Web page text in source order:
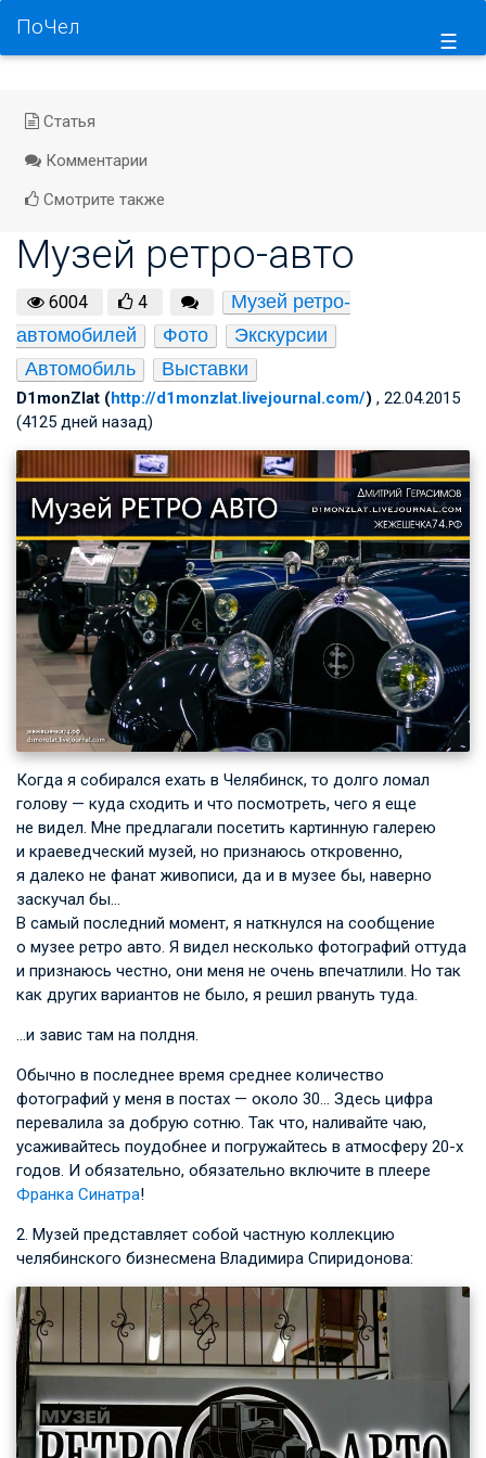
☰
ПоЧел
Статья
Комментарии
Смотрите также
Музей ретро-авто
6004 4
Музей ретро-
автомобилей
Фото
Экскурсии
Автомобиль
Выставки
D1monZlat (http://d1monzlat.livejournal.com/) , 22.04.2015
(4125 дней назад)
Когда я собирался ехать в Челябинск, то долго ломал
голову — куда сходить и что посмотреть, чего я еще
не видел. Мне предлагали посетить картинную галерею
и краеведческий музей, но признаюсь откровенно,
я далеко не фанат живописи, да и в музее бы, наверно
заскучал бы…
В самый последний момент, я наткнулся на сообщение
о музее ретро авто. Я видел несколько фотографий оттуда
и признаюсь честно, они меня не очень впечатлили. Но так
как других вариантов не было, я решил рвануть туда.
…и завис там на полдня.
Обычно в последнее время среднее количество
фотографий у меня в постах — около 30… Здесь цифра
перевалила за добрую сотню. Так что, наливайте чаю,
усаживайтесь поудобнее и погружайтесь в атмосферу 20-х
годов. И обязательно, обязательно включите в плеере
Франка Синатра!
2. Музей представляет собой частную коллекцию
челябинского бизнесмена Владимира Спиридонова: